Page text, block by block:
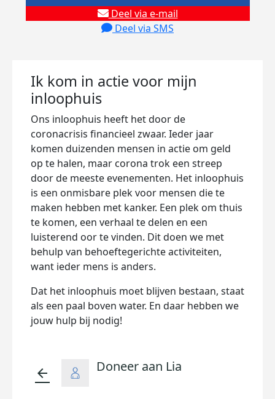
Deel via e-mail
Deel via SMS
Ik kom in actie voor mijn
inloophuis
Ons inloophuis heeft het door de
coronacrisis financieel zwaar. Ieder jaar
komen duizenden mensen in actie om geld
op te halen, maar corona trok een streep
door de meeste evenementen. Het inloophuis
is een onmisbare plek voor mensen die te
maken hebben met kanker. Een plek om thuis
te komen, een verhaal te delen en een
luisterend oor te vinden. Dit doen we met
behulp van behoeftegerichte activiteiten,
want ieder mens is anders.
Dat het inloophuis moet blijven bestaan, staat
als een paal boven water. En daar hebben we
jouw hulp bij nodig!
arrow_back Doneer aan Lia